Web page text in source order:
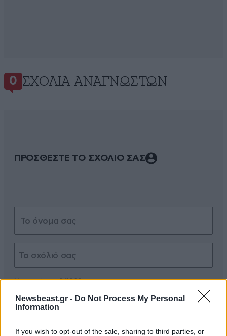
Newsbeast.gr - Do Not Process My Personal
Information
If you wish to opt-out of the sale, sharing to third parties, or
0 ΣΧΌΛΙΑ ΑΝΑΓΝΩΣΤΏΝ
ΠΡΟΣΘΕΣΤΕ ΤΟ ΣΧΟΛΙΟ ΣΑΣ
Xαρακτήρες: 0/1000
Διαβάστε και ακολουθήστε τους κανόνες σχολιασμού